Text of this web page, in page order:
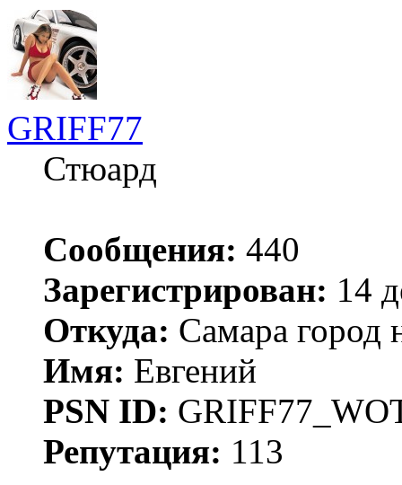
GRIFF77
Стюард
Сообщения: 440
Зарегистрирован: 14
Откуда: Самара город
Имя: Евгений
PSN ID:
Репутация: 113